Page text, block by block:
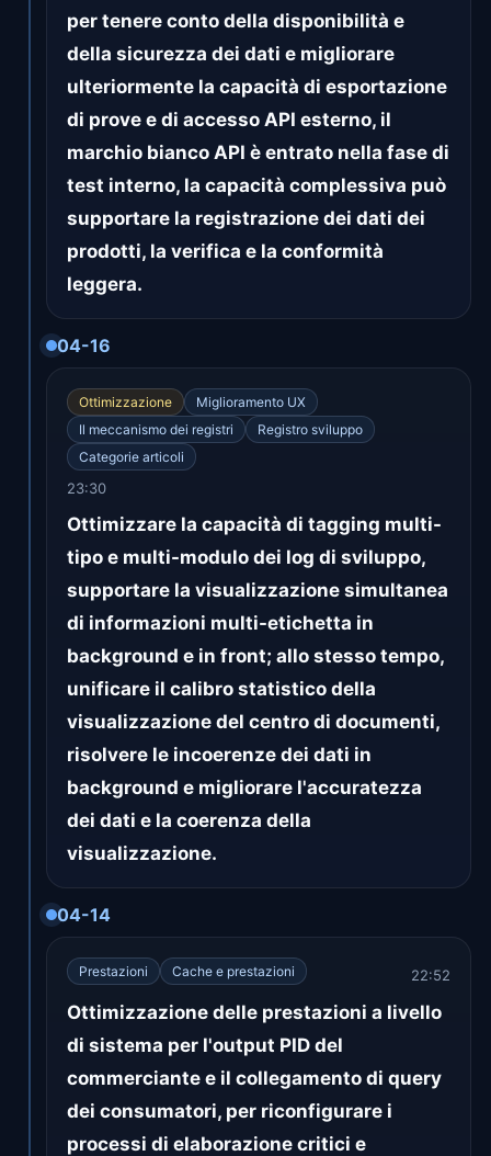
per tenere conto della disponibilità e
della sicurezza dei dati e migliorare
ulteriormente la capacità di esportazione
di prove e di accesso API esterno, il
marchio bianco API è entrato nella fase di
test interno, la capacità complessiva può
supportare la registrazione dei dati dei
prodotti, la verifica e la conformità
leggera.
04-16
Ottimizzazione
Miglioramento UX
Il meccanismo dei registri
Registro sviluppo
Categorie articoli
23:30
Ottimizzare la capacità di tagging multi-
tipo e multi-modulo dei log di sviluppo,
supportare la visualizzazione simultanea
di informazioni multi-etichetta in
background e in front; allo stesso tempo,
unificare il calibro statistico della
visualizzazione del centro di documenti,
risolvere le incoerenze dei dati in
background e migliorare l'accuratezza
dei dati e la coerenza della
visualizzazione.
04-14
Prestazioni Cache e prestazioni 22:52
Ottimizzazione delle prestazioni a livello
di sistema per l'output PID del
commerciante e il collegamento di query
dei consumatori, per riconfigurare i
processi di elaborazione critici e